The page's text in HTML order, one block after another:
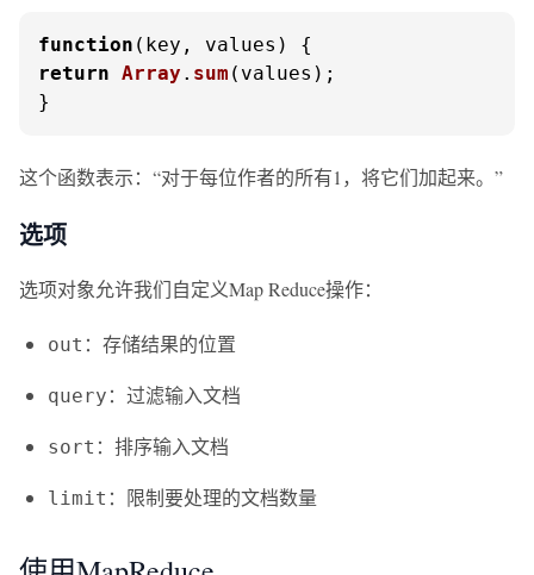
function ( key, values
return Array . sum (values);
}
这个函数表示：“对于每位作者的所有1，将它们加起来。”
选项
选项对象允许我们自定义Map Reduce操作：
out ：存储结果的位置
query ：过滤输入文档
sort ：排序输入文档
limit ：限制要处理的文档数量